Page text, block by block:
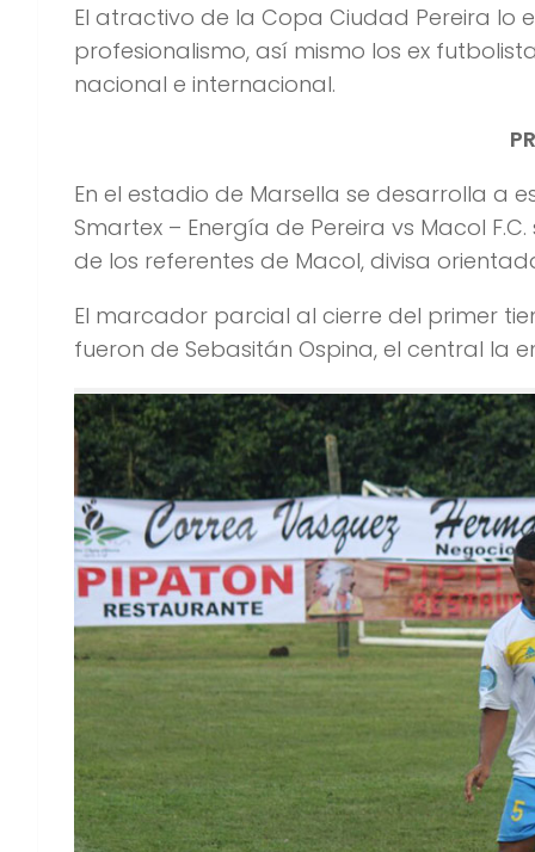
El atractivo de la Copa Ciudad Pereira lo
profesionalismo, así mismo los ex
nacional e internacional.
En el estadio de Marsella se desarrolla a
Smartex – Energía de Pereira vs Macol
de los referentes de Macol, divisa
El marcador parcial al cierre del primer
fueron de Sebasitán Ospina, el central la